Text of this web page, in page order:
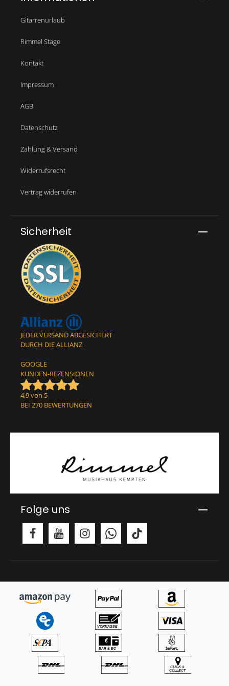
Folge uns
Sicherheit
JEDER VERSAND ABGESICHERT
DURCH DIE ALLIANZ
GOOGLE
KUNDEN-REZENSIONEN
4,9 von 5
BEI 270 BEWERTUNGEN
Gitarrenurlaub
Rimmel Stage
Kontakt
Impressum
AGB
Datenschutz
Zahlung & Versand
Widerrufsrecht
Vertrag widerrufen